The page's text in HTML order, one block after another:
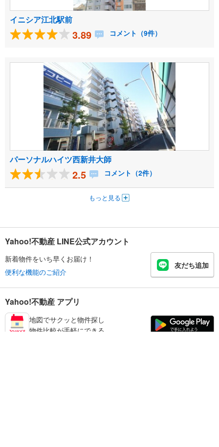
イニシア江北駅前
3.89 コメント（9件）
パーソナルハイツ西新井大師
2.5 コメント（2件）
もっと見る
Yahoo!不動産 LINE公式アカウント
新着物件をいち早くお届け！
便利な機能のご紹介
友だち追加
Yahoo!不動産 アプリ
地図でサクッと物件探し
物件比較が手軽にできる